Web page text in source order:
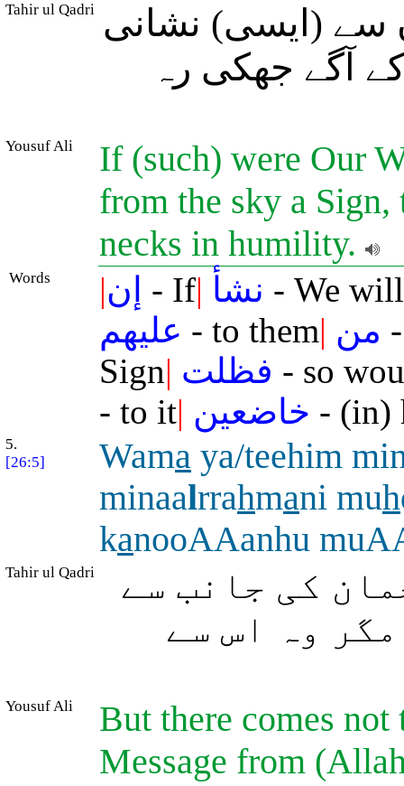
Tahir ul Qadri سے (ایسی) نشانی
آگے جھکی رہ
Yousuf Ali
If (such) were Our
from the sky a
necks in humility.
Words |إن - If| نشأ - We
عليهم - to them| من
Sign| فظلت - so
- to it| خاضعين - (in)
5.
[26:5]
Wama ya/teehim
minaalrrahmani muh
kanooAAanhu
Tahir ul Qadri
کی جانب سے
وہ اس سے
Yousuf Ali
But there comes
Message from